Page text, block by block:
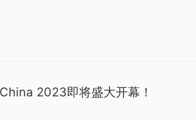
2023即将盛大开幕！